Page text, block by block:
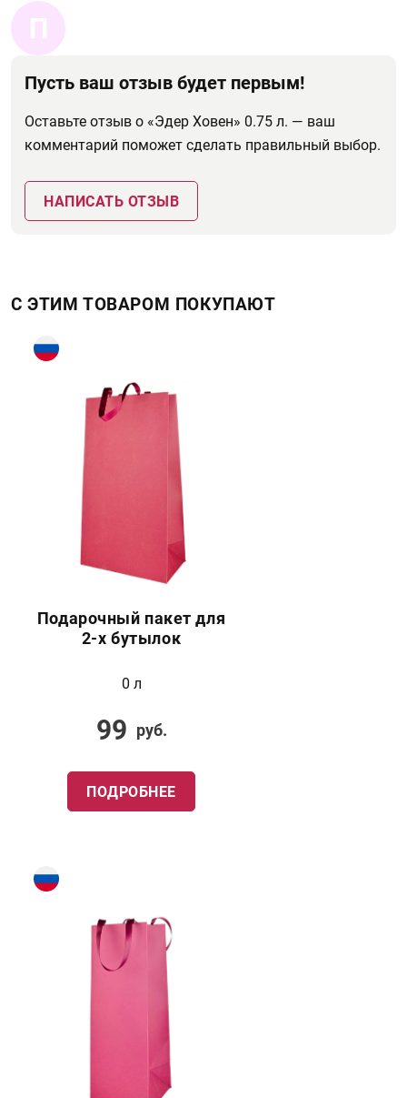
П
Пусть ваш отзыв будет первым!
Оставьте отзыв о «Эдер Ховен» 0.75 л. — ваш
комментарий поможет сделать правильный выбор.
НАПИСАТЬ ОТЗЫВ
С ЭТИМ ТОВАРОМ ПОКУПАЮТ
Подарочный пакет для
2-х бутылок
0 л
99 руб.
ПОДРОБНЕЕ